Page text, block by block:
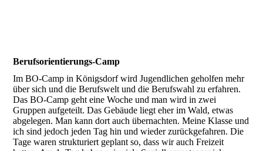
Berufsorientierungs-Camp
Im BO-Camp in Königsdorf wird Jugendlichen geholfen mehr
über sich und die Berufswelt und die Berufswahl zu erfahren.
Das BO-Camp geht eine Woche und man wird in zwei
Gruppen aufgeteilt. Das Gebäude liegt eher im Wald, etwas
abgelegen. Man kann dort auch übernachten. Meine Klasse und
ich sind jedoch jeden Tag hin und wieder zurückgefahren. Die
Tage waren strukturiert geplant so, dass wir auch Freizeit